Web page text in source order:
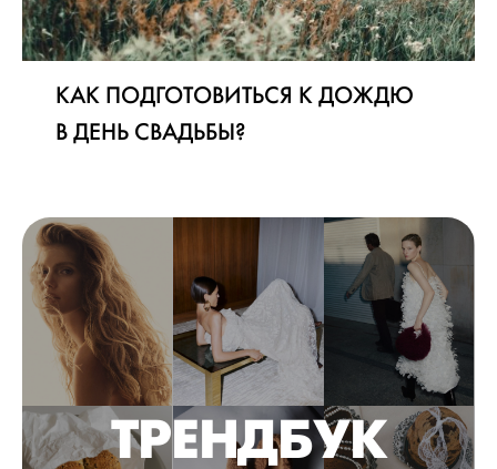
КАК ПОДГОТОВИТЬСЯ К ДОЖДЮ
В ДЕНЬ СВАДЬБЫ?
ТРЕНДБУК